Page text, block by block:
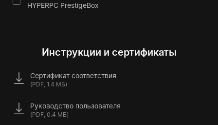
HYPERPC PrestigeBox
Инструкции и сертификаты
Сертификат соответствия
(PDF, 1.4 МБ)
Руководство пользователя
(PDF, 0.4 МБ)